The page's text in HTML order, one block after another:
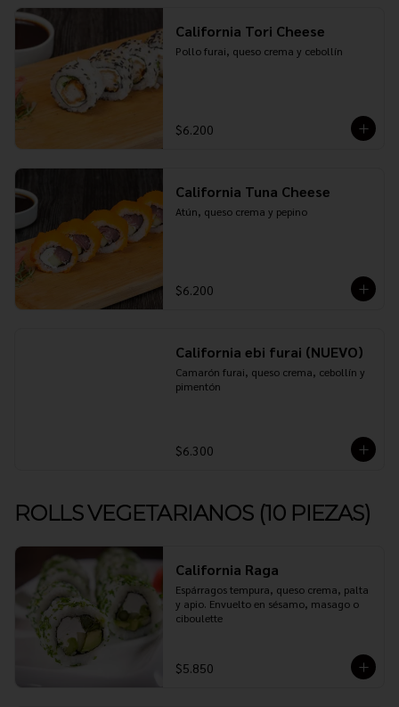
California Tori Cheese
Pollo furai, queso crema y cebollín
$6.200
California Tuna Cheese
Atún, queso crema y pepino
$6.200
California ebi furai (NUEVO)
Camarón furai, queso crema, cebollín y
pimentón
$6.300
ROLLS VEGETARIANOS (10 PIEZAS)
California Raga
Espárragos tempura, queso crema, palta
y apio. Envuelto en sésamo, masago o
ciboulette
$5.850